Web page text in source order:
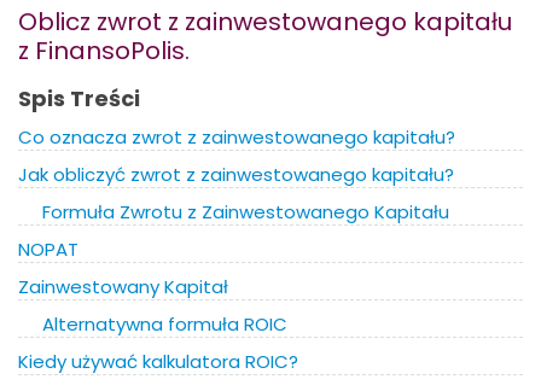
Oblicz zwrot z zainwestowanego kapitału
z FinansoPolis.
Spis Treści
Co oznacza zwrot z zainwestowanego kapitału?
Jak obliczyć zwrot z zainwestowanego kapitału?
Formuła Zwrotu z Zainwestowanego Kapitału
NOPAT
Zainwestowany Kapitał
Alternatywna formuła ROIC
Kiedy używać kalkulatora ROIC?